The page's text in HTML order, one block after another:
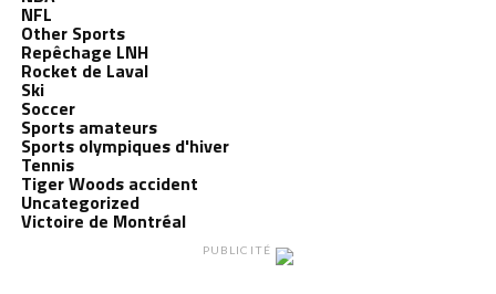
NFL
Other Sports
Repêchage LNH
Rocket de Laval
Ski
Soccer
Sports amateurs
Sports olympiques d'hiver
Tennis
Tiger Woods accident
Uncategorized
Victoire de Montréal
PUBLICITÉ